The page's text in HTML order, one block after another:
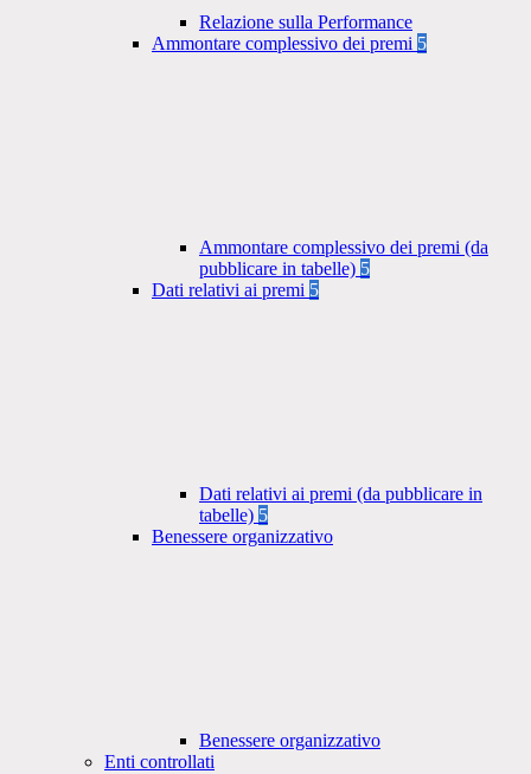
Relazione sulla Performance
Ammontare complessivo dei premi 5
Ammontare complessivo dei premi (da
pubblicare in tabelle) 5
Dati relativi ai premi 5
Dati relativi ai premi (da pubblicare in
tabelle) 5
Benessere organizzativo
Benessere organizzativo
Enti controllati